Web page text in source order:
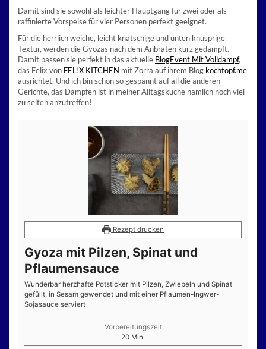
Damit sind sie sowohl als leichter Hauptgang für zwei oder als
raffinierte Vorspeise für vier Personen perfekt geeignet.
Für die herrlich weiche, leicht knatschige und unten knusprige
Textur, werden die Gyozas nach dem Anbraten kurz gedämpft.
Damit passen sie perfekt in das aktuelle BlogEvent Mit Volldampf,
das Felix von FEL!X KITCHEN mit Zorra auf ihrem Blog kochtopf.me
ausrichtet. Und ich bin schon so gespannt auf all die anderen
Gerichte, das Dämpfen ist in meiner Alltagsküche nämlich noch viel
zu selten anzutreffen!
Rezept drucken
Gyoza mit Pilzen, Spinat und
Pflaumensauce
Wunderbar herzhafte Potsticker mit Pilzen, Zwiebeln und Spinat
gefüllt, in Sesam gewendet und mit einer Pflaumen-Ingwer-
Sojasauce serviert
Vorbereitungszeit
20Minuten
Min.